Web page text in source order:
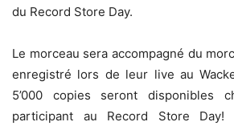
du Record Store Day.
Le morceau sera accompagné du
enregistré lors de leur live au
5’000 copies seront disponibles
participant au Record Store